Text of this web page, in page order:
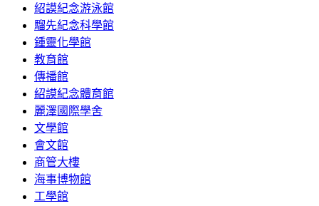
紹謨紀念游泳館
騮先紀念科學館
鍾靈化學館
教育館
傳播館
紹謨紀念體育館
麗澤國際學舍
文學館
會文館
商管大樓
海事博物館
工學館